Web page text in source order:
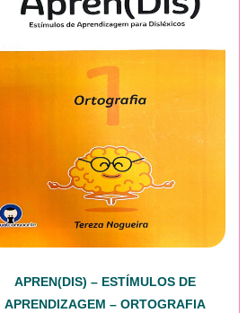
APREN(DIS) – ESTÍMULOS DE
APRENDIZAGEM – ORTOGRAFIA